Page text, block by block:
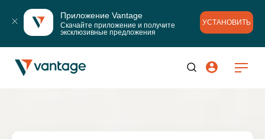
Приложение Vantage
Скачайте приложение и получите
эксклюзивные предложения
УСТАНОВИТЬ